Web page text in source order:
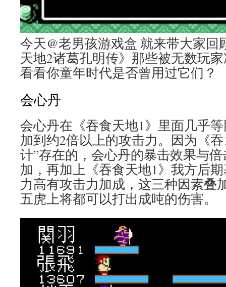
今天@老男孩游戏盒 就来带大家回
天地2诸葛孔明传》那些被无数玩
看看你童年时代是否曾用过它们？
会心丹
会心丹在《吞食天地1》里面几乎
加到约2倍以上的攻击力。因为《
计”存在的，会心丹的暴击效果与
加，再加上《吞食天地1》我方后
力高有攻击力加成，这三种因素叠
五虎上将都可以打出成吨的伤害。